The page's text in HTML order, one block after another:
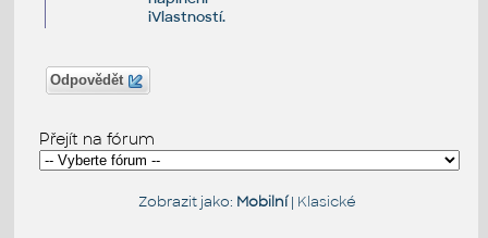
iVlastností.
Odpovědět
Přejít na fórum
Zobrazit jako: Mobilní| Klasické